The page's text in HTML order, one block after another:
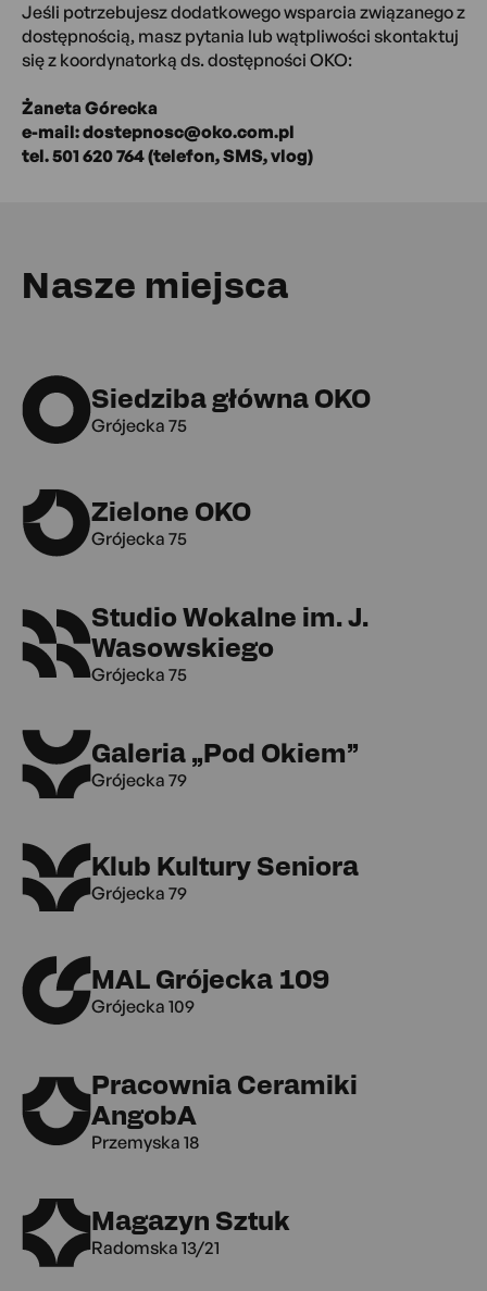
Jeśli potrzebujesz dodatkowego wsparcia związanego z
dostępnością, masz pytania lub wątpliwości skontaktuj
się z koordynatorką ds. dostępności OKO:
Żaneta Górecka
e-mail: dostepnosc@oko.com.pl
tel. 501 620 764 (telefon, SMS, vlog)
Nasze miejsca
Siedziba główna OKO
Grójecka 75
Zielone OKO
Grójecka 75
Studio Wokalne im. J.
Wasowskiego
Grójecka 75
Galeria „Pod Okiem”
Grójecka 79
Klub Kultury Seniora
Grójecka 79
MAL Grójecka 109
Grójecka 109
Pracownia Ceramiki
AngobA
Przemyska 18
Magazyn Sztuk
Radomska 13/21